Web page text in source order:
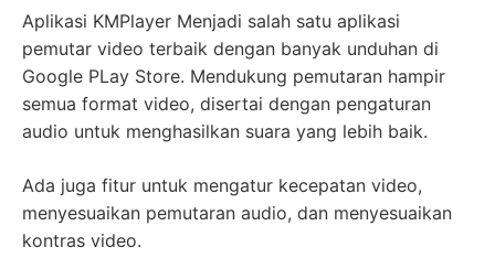
Aplikasi KMPlayer Menjadi salah satu aplikasi
pemutar video terbaik dengan banyak unduhan di
Google PLay Store. Mendukung pemutaran hampir
semua format video, disertai dengan pengaturan
audio untuk menghasilkan suara yang lebih baik.
Ada juga fitur untuk mengatur kecepatan video,
menyesuaikan pemutaran audio, dan menyesuaikan
kontras video.